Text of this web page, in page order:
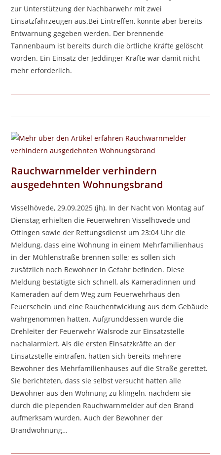
zur Unterstützung der Nachbarwehr mit zwei
Einsatzfahrzeugen aus.Bei Eintreffen, konnte aber bereits
Entwarnung gegeben werden. Der brennende
Tannenbaum ist bereits durch die örtliche Kräfte gelöscht
worden. Ein Einsatz der Jeddinger Kräfte war damit nicht
mehr erforderlich.
Rauchwarnmelder verhindern
ausgedehnten Wohnungsbrand
Visselhövede, 29.09.2025 (jh). In der Nacht von Montag auf
Dienstag erhielten die Feuerwehren Visselhövede und
Ottingen sowie der Rettungsdienst um 23:04 Uhr die
Meldung, dass eine Wohnung in einem Mehrfamilienhaus
in der Mühlenstraße brennen solle; es sollen sich
zusätzlich noch Bewohner in Gefahr befinden. Diese
Meldung bestätigte sich schnell, als Kameradinnen und
Kameraden auf dem Weg zum Feuerwehrhaus den
Feuerschein und eine Rauchentwicklung aus dem Gebäude
wahrgenommen hatten. Aufgrunddessen wurde die
Drehleiter der Feuerwehr Walsrode zur Einsatzstelle
nachalarmiert. Als die ersten Einsatzkräfte an der
Einsatzstelle eintrafen, hatten sich bereits mehrere
Bewohner des Mehrfamilienhauses auf die Straße gerettet.
Sie berichteten, dass sie selbst versucht hatten alle
Bewohner aus den Wohnung zu klingeln, nachdem sie
durch die piependen Rauchwarnmelder auf den Brand
aufmerksam wurden. Auch der Bewohner der
Brandwohnung…